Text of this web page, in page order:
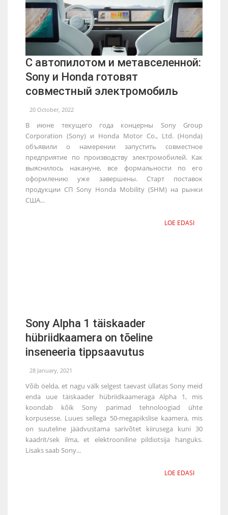
С автопилотом и метавселенной:
Sony и Honda готовят
совместный электромобиль
20 October, 2022
В июне текущего года концерны Sony Group
Corporation (Sony) и Honda Motor Co., Ltd. (Honda)
объявили о намерении запустить совместное
предприятие по производству электромобилей. Как
выяснилось накануне, все формальности по его
оформлению уже завершены. Старт поставок
продукции СП Sony Honda Mobility (SHM) на рынки
США...
LOE EDASI
Sony Alpha 1 täiskaader
hübriidkaamera on tõeline
inseneeria tippsaavutus
28 January, 2021
Võib öelda, et nagu välk selgest taevast üllatas Sony meid
enda uue täiskaader hübriidkaameraga Alpha 1, mis
koondab kõik Sony parimad tehnoloogiad ühte
korpusesse. Luues sellega 50-megapikslise kaamera, mis
on suuteline jäädvustama sarivõtet kiirusega kuni 30
kaadrit/sek ilma, et elektrooniline pildiotsija hanguks.
Lisaks saab Sony...
LOE EDASI